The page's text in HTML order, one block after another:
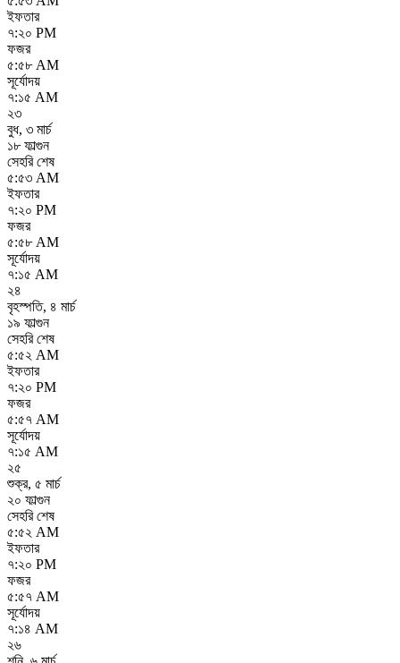
ইফতার
৭:২০ PM
ফজর
৫:৫৮ AM
সূর্যোদয়
৭:১৫ AM
২৩
বুধ, ৩ মার্চ
১৮ ফাল্গুন
সেহরি শেষ
৫:৫৩ AM
ইফতার
৭:২০ PM
ফজর
৫:৫৮ AM
সূর্যোদয়
৭:১৫ AM
২৪
বৃহস্পতি, ৪ মার্চ
১৯ ফাল্গুন
সেহরি শেষ
৫:৫২ AM
ইফতার
৭:২০ PM
ফজর
৫:৫৭ AM
সূর্যোদয়
৭:১৫ AM
২৫
শুক্র, ৫ মার্চ
২০ ফাল্গুন
সেহরি শেষ
৫:৫২ AM
ইফতার
৭:২০ PM
ফজর
৫:৫৭ AM
সূর্যোদয়
৭:১৪ AM
২৬